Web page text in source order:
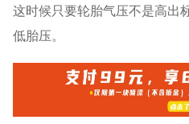
这时候只要轮胎气压不是高出
低胎压。